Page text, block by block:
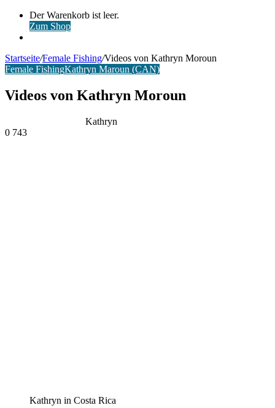
Warenkorb
ansehen
Der Warenkorb ist leer.
Zum Shop
Startseite/Female Fishing/Videos von Kathryn Moroun
Female FishingKathryn Maroun (CAN)
Videos von Kathryn Moroun
Kathryn
0 743
Kathryn in Costa Rica